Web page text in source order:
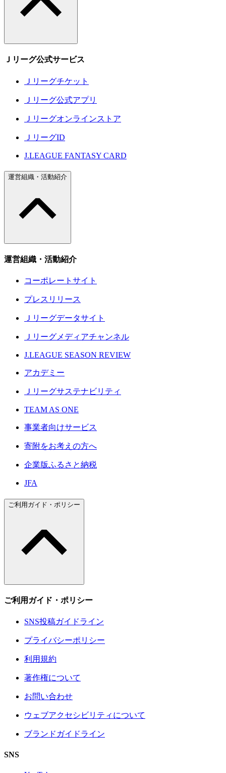
Ｊリーグ公式サービス
Ｊリーグチケット
Ｊリーグ公式アプリ
Ｊリーグオンラインストア
ＪリーグID
J.LEAGUE FANTASY CARD
運営組織・活動紹介
運営組織・活動紹介
コーポレートサイト
プレスリリース
Ｊリーグデータサイト
Ｊリーグメディアチャンネル
J.LEAGUE SEASON REVIEW
アカデミー
Ｊリーグサステナビリティ
TEAM AS ONE
事業者向けサービス
寄附をお考えの方へ
企業版ふるさと納税
JFA
ご利用ガイド・ポリシー
ご利用ガイド・ポリシー
SNS投稿ガイドライン
プライバシーポリシー
利用規約
著作権について
お問い合わせ
ウェブアクセシビリティについて
ブランドガイドライン
SNS